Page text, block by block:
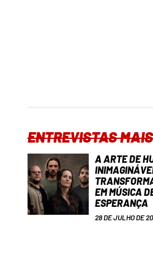
ENTREVISTAS
A ARTE DE
EM MÚSICA
ESPERANÇA
28 DE JULHO DE